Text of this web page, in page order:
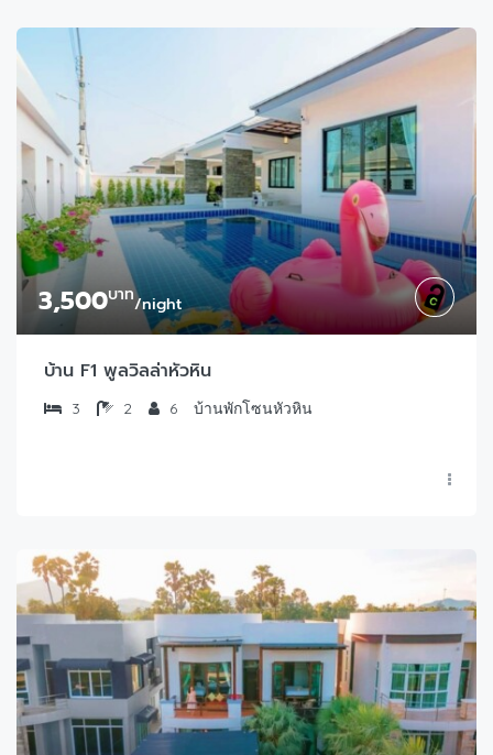
3,500บาท/night
บ้าน F1 พูลวิลล่าหัวหิน
3 2 6 บ้านพักโซนหัวหิน